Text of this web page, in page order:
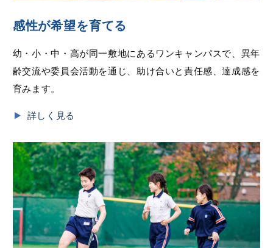
感性が希望を育てる
幼・小・中・高が同一敷地にあるワンキャンパスで、異年
齢交流や委員会活動を通じ、助け合いと責任感、達成感を
育みます。
詳しく見る